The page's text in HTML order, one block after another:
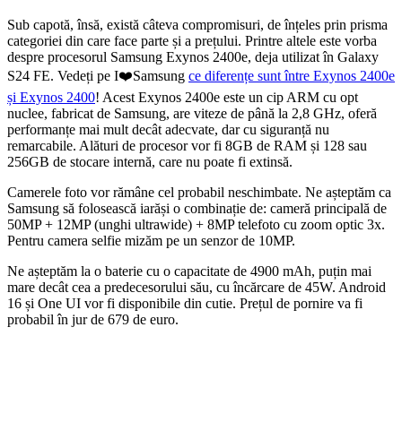
Sub capotă, însă, există câteva compromisuri, de înțeles prin prisma
categoriei din care face parte și a prețului. Printre altele este vorba
despre procesorul Samsung Exynos 2400e, deja utilizat în Galaxy
S24 FE. Vedeți pe I❤️Samsung ce diferențe sunt între Exynos 2400e
și Exynos 2400! Acest Exynos 2400e este un cip ARM cu opt
nuclee, fabricat de Samsung, are viteze de până la 2,8 GHz, oferă
performanțe mai mult decât adecvate, dar cu siguranță nu
remarcabile. Alături de procesor vor fi 8GB de RAM și 128 sau
256GB de stocare internă, care nu poate fi extinsă.
Camerele foto vor rămâne cel probabil neschimbate. Ne așteptăm ca
Samsung să folosească iarăși o combinație de: cameră principală de
50MP + 12MP (unghi ultrawide) + 8MP telefoto cu zoom optic 3x.
Pentru camera selfie mizăm pe un senzor de 10MP.
Ne așteptăm la o baterie cu o capacitate de 4900 mAh, puțin mai
mare decât cea a predecesorului său, cu încărcare de 45W. Android
16 și One UI vor fi disponibile din cutie. Prețul de pornire va fi
probabil în jur de 679 de euro.